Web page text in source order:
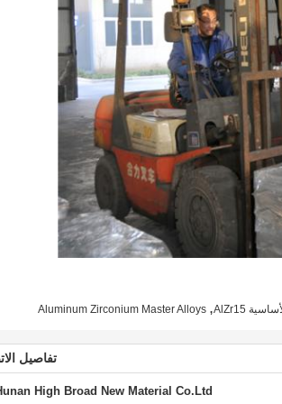
,
Aluminum Zirconium Master Alloys
تفاصيل
High Broad New Material Co.Ltd.